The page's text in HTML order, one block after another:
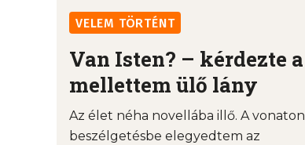
VELEM TÖRTÉNT
Van Isten? – kérdezte a
mellettem ülő lány
Az élet néha novellába illő. A vonaton
beszélgetésbe elegyedtem az